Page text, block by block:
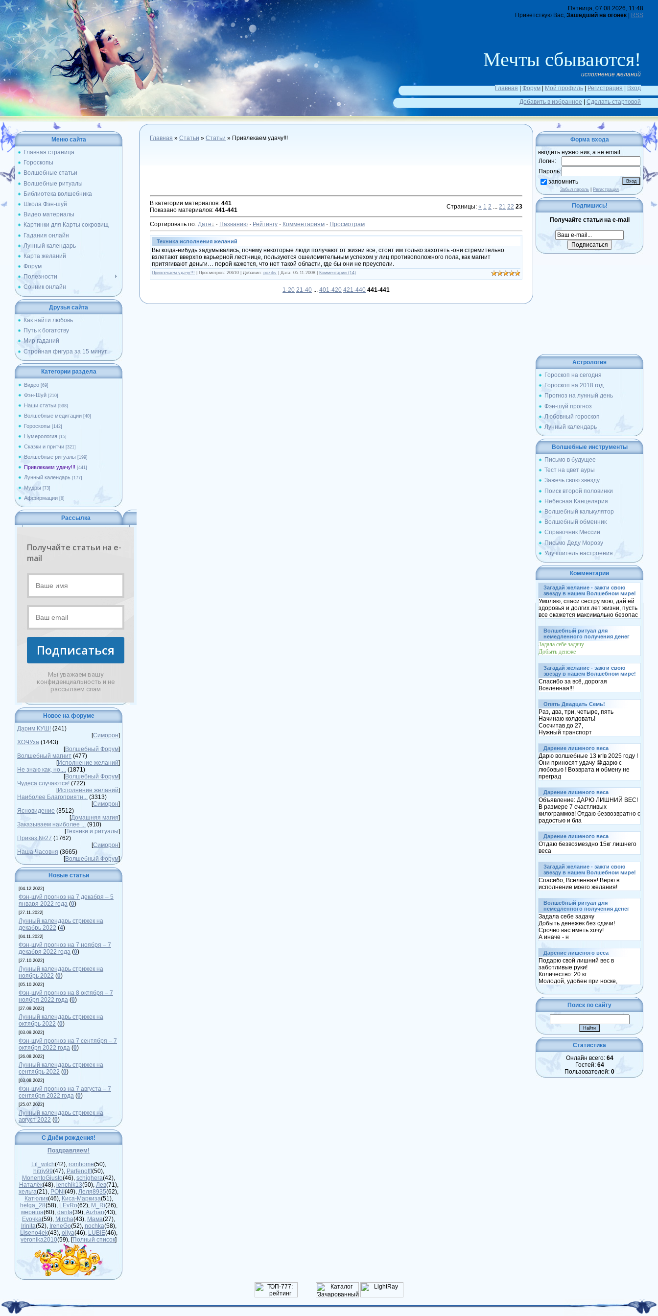
Пятница, 07.08.2026, 11:48
Приветствую Вас, Зашедший на огонек RSS
Мечты сбываются!
исполнение желаний
Главная
Форум Мой профиль Регистрация
Вход
Добавить в избранное
Сделать стартовой
Меню сайта
Главная страница
Гороскопы
Волшебные статьи
Волшебные ритуалы
Библиотека волшебника
Школа Фэн-шуй
Видео материалы
Картинки для Карты сокровищ
Гадания онлайн
Лунный календарь
Карта желаний
Форум
Полезности
Сонник онлайн
Друзья сайта
Как найти любовь
Путь к богатству
Мир гаданий
Стройная фигура за 15 минут
Категории раздела
Видео [69]
Фэн-Шуй [210]
Наши статьи [598]
Волшебные медитации [40]
Гороскопы [142]
Нумерология [15]
Сказки и притчи [321]
Волшебные ритуалы [199]
Привлекаем удачу!!! [441]
Лунный календарь [177]
Мудры [73]
Аффирмации [8]
Рассылка
Получайте статьи на e-
mail
Подписаться
Мы уважаем вашу
конфиденциальность и не
рассылаем спам
Новое на форуме
Дарим КУШ! (241)
[Симорон]
ХОЧУха (1443)
[Волшебный Форум]
Волшебный магнит (477)
[Исполнение желаний]
Не знаю как, но.... (1871)
[Волшебный Форум]
Чудеса случаются! (722)
[Исполнение желаний]
Наиболее Благоприятн... (3313)
[Симорон]
Ясновидение (3512)
[Домашняя магия]
Заказываем наиболее ... (910)
[Техники и ритуалы]
Приказ №27 (1762)
[Симорон]
Наша Часовня (3665)
[Волшебный Форум]
Новые статьи
[04.12.2022]
Фэн-шуй прогноз на 7 декабря – 5
января 2022 года (0)
[27.11.2022]
Лунный календарь стрижек на
декабрь 2022 (4)
[04.11.2022]
Фэн-шуй прогноз на 7 ноября – 7
декабря 2022 года (0)
[27.10.2022]
Лунный календарь стрижек на
ноябрь 2022 (0)
[05.10.2022]
Фэн-шуй прогноз на 8 октября – 7
ноября 2022 года (0)
[27.09.2022]
Лунный календарь стрижек на
октябрь 2022 (0)
[03.09.2022]
Фэн-шуй прогноз на 7 сентября – 7
октября 2022 года (0)
[26.08.2022]
Лунный календарь стрижек на
сентябрь 2022 (0)
[03.08.2022]
Фэн-шуй прогноз на 7 августа – 7
сентября 2022 года (0)
[25.07.2022]
Лунный календарь стрижек на
август 2022 (0)
С Днём рождения!
Поздравляем!
Lil_witch(42), romhome(50),
hitriy99(47), Parfenofff(50),
MonentoGiusto(46), schighera(42),
Наталёк(48), lenchik13(50), Лев(71),
хельга(21), PONI (49), Леля8935(62),
Катюлик(46), Киса-Маркиза(51),
helga_28(58), LEvRo(62), M_Ri(26),
мериша(60), darita(39),Aizhan(43),
Evoчka(59), Mircha(43), Мама(27),
Irinita(52), IreneGo(52), nochka(58),
Liseno4ek(43), ollya(46), LUBIE(46),
veronika2010(59), [Полный список]
Главная » Статьи » Статьи » Привлекаем удачу!!!
В категории материалов: 441
Показано материалов: 441-441 Страницы: « 1 2 ... 21 22 23
Сортировать по: Дате · Названию · Рейтингу · Комментариям · Просмотрам
Техника исполнения желаний
Вы когда-нибудь задумывались, почему некоторые люди получают от жизни все, стоит им только захотеть -они стремительно
взлетают вверхпо карьерной лестнице, пользуются ошеломительным успехом у лиц противоположного пола, как магнит
притягивают деньги… порой кажется, что нет такой области, где бы они не преуспели.
Привлекаем удачу!!! | Просмотров: 20610 | Добавил: pozitiv | Дата: 05.11.2008 Комментарии (14)
1-20 21-40 ... 401-420 421-440 441-441
Форма входа
вводить нужно ник, а не email
Логин:
Пароль:
запомнить
Забыл пароль Регистрация
Подпишись!
Получайте статьи на e-mail
Астрология
Гороскоп на сегодня
Гороскоп на 2018 год
Прогноз на лунный день
Фэн-шуй прогноз
Любовный гороскоп
Лунный календарь
Волшебные инструменты
Письмо в будущее
Тест на цвет ауры
Зажечь свою звезду
Поиск второй половинки
Небесная Канцелярия
Волшебный калькулятор
Волшебный обменник
Справочник Мессии
Письмо Деду Морозу
Улучшитель настроения
Комментарии
Загадай желание - зажги свою
звезду в нашем Волшебном мире!
Умоляю, спаси сестру мою, дай ей
здоровья и долгих лет жизни, пусть
все окажется максимально безопас
Волшебный ритуал для
немедленного получения денег
Задала себе задачу
Добыть денеже
Загадай желание - зажги свою
звезду в нашем Волшебном мире!
Спасибо за всё, дорогая
Вселенная!!!
Опять Двадцать Семь!
Раз, два, три, четыре, пять
Начинаю колдовать!
Сосчитав до 27,
Нужный транспорт
Дарение лишеного веса
Дарю волшебные 13 кг!в 2025 году !
Они приносят удачу 😁дарю с
любовью ! Возврата и обмену не
преград
Дарение лишеного веса
Объявление: ДАРЮ ЛИШНИЙ ВЕС!
В размере 7 счастливых
килограммов! Отдаю безвозвратно с
радостью и бла
Дарение лишеного веса
Отдаю безвозмездно 15кг лишнего
веса
Загадай желание - зажги свою
звезду в нашем Волшебном мире!
Спасибо, Вселенная! Верю в
исполнение моего желания!
Волшебный ритуал для
немедленного получения денег
Задала себе задачу
Добыть денежек без сдачи!
Срочно вас иметь хочу!
А иначе - н
Дарение лишеного веса
Подарю свой лишний вес в
заботливые руки!
Количество: 20 кг
Молодой, удобен при носке,
Поиск по сайту
Статистика
Онлайн всего: 64
Гостей: 64
Пользователей: 0